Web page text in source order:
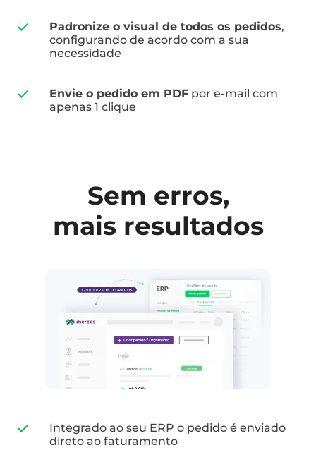
Padronize o visual de todos os pedidos,
configurando de acordo com a sua
necessidade
Envie o pedido em PDF por e-mail com
apenas 1 clique
Sem erros,
mais resultados
Integrado ao seu ERP o pedido é enviado
direto ao faturamento